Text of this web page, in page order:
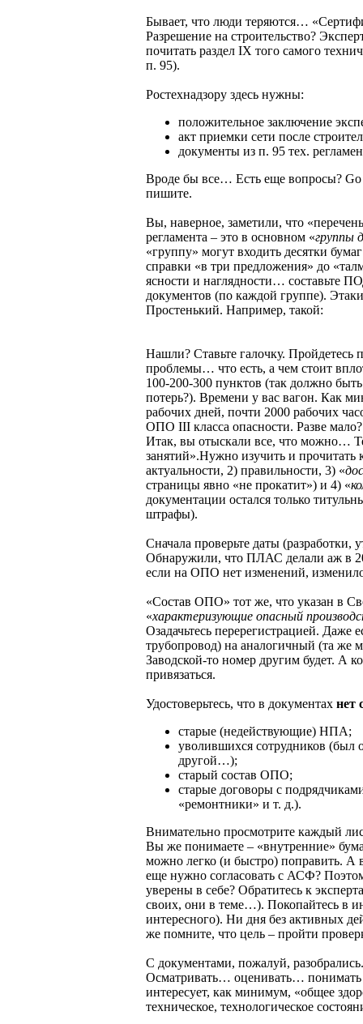
Бывает, что люди теряются…
Разрешение на строительство?
почитать раздел IX того самого
п. 95).
Ростехнадзору здесь нужны:
положительное заключение
акт приемки сети после
документы из п. 95 тех.
Вроде бы все… Есть еще вопросы? Go
пишите.
Вы, наверное, заметили, что
регламента – это в основном «группы
«группу» могут входить десятки
справки «в три предложения» до
ясности и наглядности…
документов (по каждой группе).
Простенький. Например, такой:
Нашли? Ставьте галочку. Пройдетесь
проблемы… что есть, а чем стоит
100-200-300 пунктов (так должно
потерь?). Времени у вас вагон. Как
рабочих дней, почти 2000 рабочих
ОПО III класса опасности. Разве мало?
Итак, вы отыскали все, что можно…
занятий».Нужно изучить и
актуальности, 2) правильности, 3) «
страницы явно «не прокатит») и 4) «
документации остался только
штрафы).
Сначала проверьте даты (разработки,
Обнаружили, что ПЛАС делали аж в
если на ОПО нет изменений,
«Состав ОПО» тот же, что указан в
«характеризующие опасный
Озадачьтесь перерегистрацией. Даже
трубопровод) на аналогичный (та же
Заводской-то номер другим будет. А
привязаться.
Удостоверьтесь, что в документах нет
старые (недействующие) НПА;
уволившихся сотрудников (был
другой…);
старый состав ОПО;
старые договоры с
«ремонтники» и т. д.).
Внимательно просмотрите каждый
Вы же понимаете – «внутренние»
можно легко (и быстро) поправить.
еще нужно согласовать с АСФ?
уверены в себе? Обратитесь к
своих, они в теме…). Покопайтесь в
интересного). Ни дня без активных
же помните, что цель – пройти
С документами, пожалуй,
Осматривать… оценивать… понимать
интересует, как минимум, «общее
техническое, технологическое